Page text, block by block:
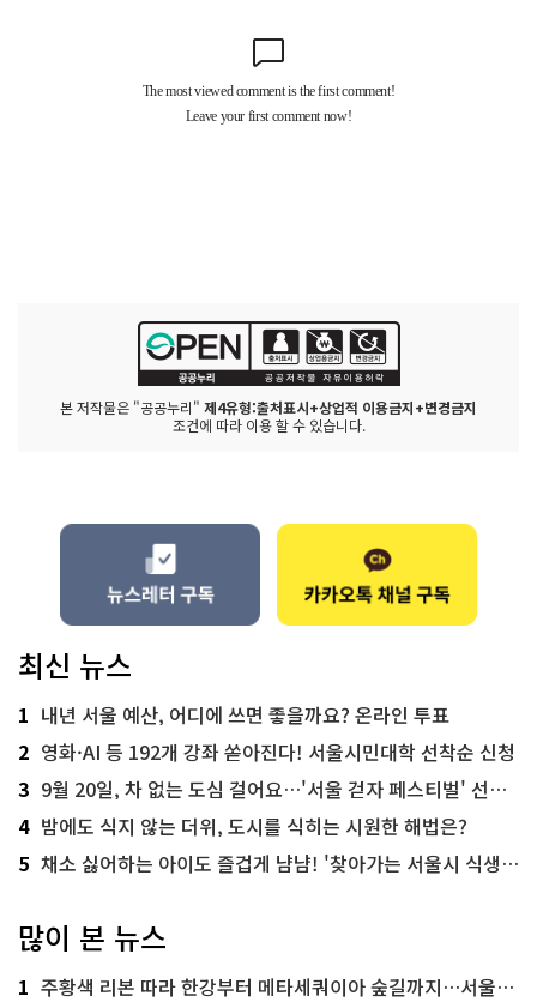
본 저작물은 "공공누리" 제4유형:출처표시+상업적 이용금지+변경금지
조건에 따라 이용 할 수 있습니다.
최신 뉴스
1 내년 서울 예산, 어디에 쓰면 좋을까요? 온라인 투표
2 영화·AI 등 192개 강좌 쏟아진다! 서울시민대학 선착순 신청
3 9월 20일, 차 없는 도심 걸어요…'서울 걷자 페스티벌' 선착순 5천명
4 밤에도 식지 않는 더위, 도시를 식히는 시원한 해법은?
5 채소 싫어하는 아이도 즐겁게 냠냠! '찾아가는 서울시 식생활 교육' 현장
많이 본 뉴스
1 주황색 리본 따라 한강부터 메타세쿼이아 숲길까지…서울둘레길 15코스